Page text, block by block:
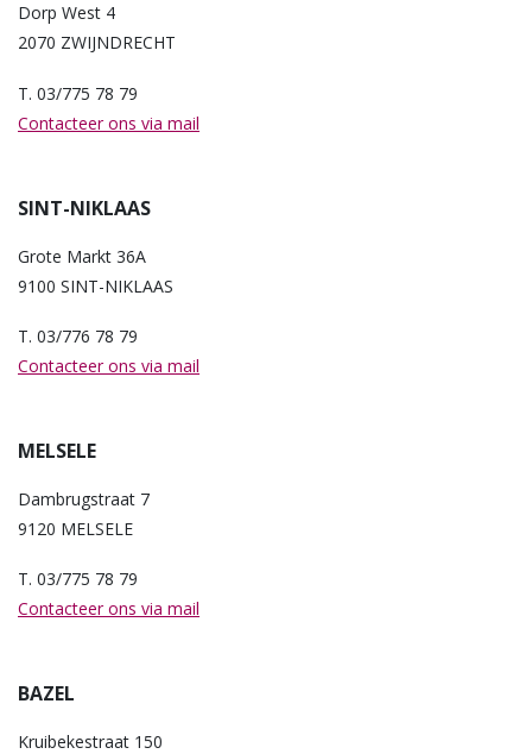
Dorp West 4
2070 ZWIJNDRECHT
T. 03/775 78 79
Contacteer ons via mail
SINT-NIKLAAS
Grote Markt 36A
9100 SINT-NIKLAAS
T. 03/776 78 79
Contacteer ons via mail
MELSELE
Dambrugstraat 7
9120 MELSELE
T. 03/775 78 79
Contacteer ons via mail
BAZEL
Kruibekestraat 150